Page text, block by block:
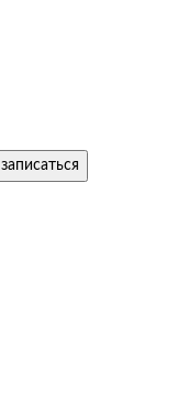
записаться